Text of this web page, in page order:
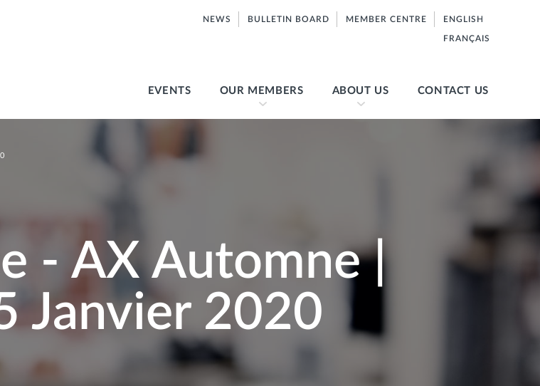
ENGLISH
FRANÇAIS
NEWS BULLETIN BOARD MEMBER CENTRE
EVENTS OUR MEMBERS ABOUT US CONTACT US
- AX Automne |
Janvier 2020